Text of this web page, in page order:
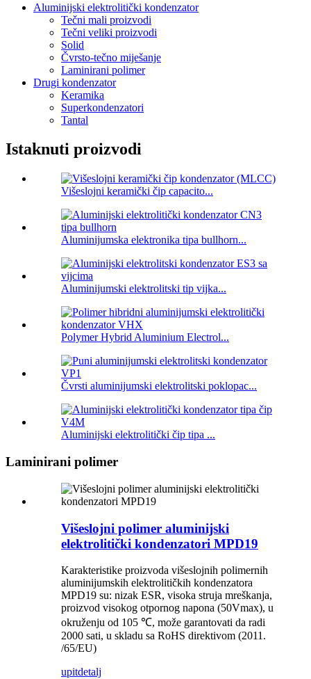
Aluminijski elektrolitički kondenzator
Tečni mali proizvodi
Tečni veliki proizvodi
Solid
Čvrsto-tečno miješanje
Laminirani polimer
Drugi kondenzator
Keramika
Superkondenzatori
Tantal
Istaknuti proizvodi
Višeslojni keramički čip capacito...
Aluminijumska elektronika tipa bullhorn...
Aluminijumski elektrolitski tip vijka...
Polymer Hybrid Aluminium Electrol...
Čvrsti aluminijumski elektrolitski poklopac...
Aluminijski elektrolitički čip tipa ...
Laminirani polimer
Višeslojni polimer aluminijski
elektrolitički kondenzatori MPD19
Karakteristike proizvoda višeslojnih polimernih
aluminijumskih elektrolitičkih kondenzatora
MPD19 su: nizak ESR, visoka struja mreškanja,
proizvod visokog otpornog napona (50Vmax), u
okruženju od 105 ℃, može garantovati da radi
2000 sati, u skladu sa RoHS direktivom (2011.
/65/EU)
upitdetalj